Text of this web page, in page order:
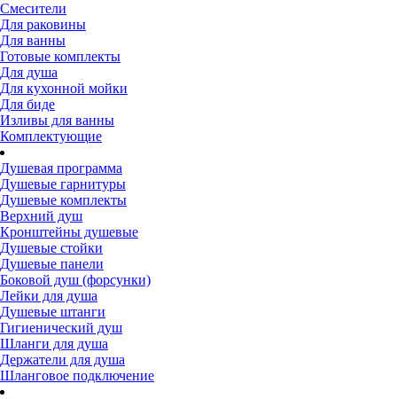
Смесители
Для раковины
Для ванны
Готовые комплекты
Для душа
Для кухонной мойки
Для биде
Изливы для ванны
Комплектующие
Душевая программа
Душевые гарнитуры
Душевые комплекты
Верхний душ
Кронштейны душевые
Душевые стойки
Душевые панели
Боковой душ (форсунки)
Лейки для душа
Душевые штанги
Гигиенический душ
Шланги для душа
Держатели для душа
Шланговое подключение